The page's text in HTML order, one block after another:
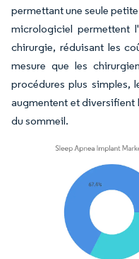
permettant une seule
micrologiciel permettent
chirurgie, réduisant les
mesure que les
procédures plus simples,
augmentent et diversifient
du sommeil.